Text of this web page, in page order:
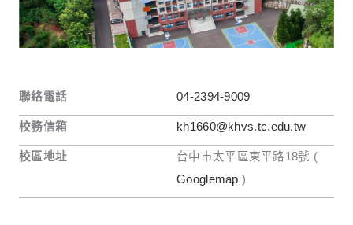
聯絡電話 04-2394-9009
校務信箱 kh1660@khvs.tc.edu.tw
校區地址
台中市太平區東平路18號 (
Googlemap )